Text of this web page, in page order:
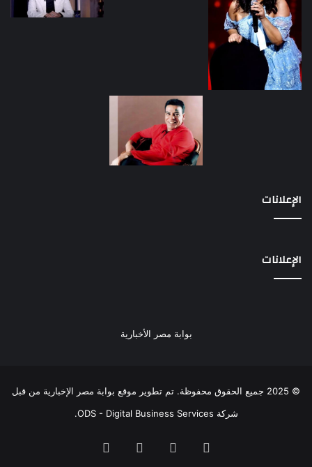
الإعلانات
الإعلانات
بوابة مصر الأخبارية
© 2025 جميع الحقوق محفوظة. تم تطوير موقع بوابة مصر الإخبارية من قبل
شركة ODS - Digital Business Services
.
فيسبوك ‫YouTube